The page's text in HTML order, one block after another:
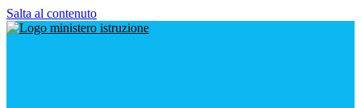
Salta al contenuto